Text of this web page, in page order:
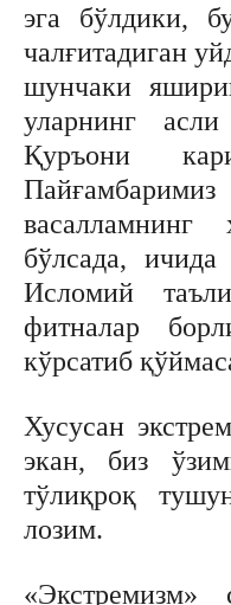
эга бўлдики,
чалғитадиган
шунчаки
уларнинг асли
Қуръони
васалламнинг
бўлсада,
Исломий
фитналар
кўрсатиб
Хусусан
экан, биз
тўлиқроқ
лозим.
«Экстремизм»